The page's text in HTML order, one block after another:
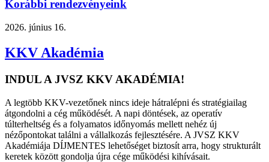
Korábbi rendezvényeink
2026. június 16.
KKV Akadémia
INDUL A JVSZ KKV AKADÉMIA!
A legtöbb KKV-vezetőnek nincs ideje hátralépni és stratégiailag
átgondolni a cég működését. A napi döntések, az operatív
túlterheltség és a folyamatos időnyomás mellett nehéz új
nézőpontokat találni a vállalkozás fejlesztésére. A JVSZ KKV
Akadémiája DÍJMENTES lehetőséget biztosít arra, hogy strukturált
keretek között gondolja újra cége működési kihívásait.